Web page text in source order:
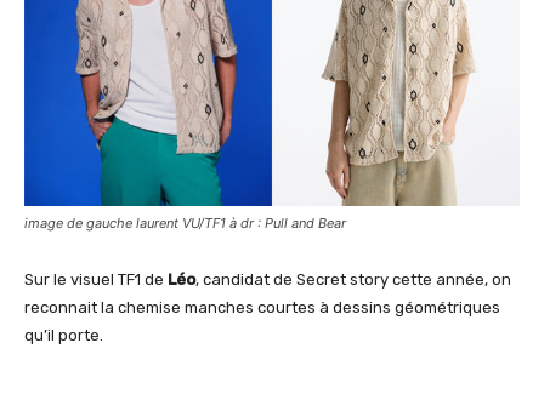
image de gauche laurent VU/TF1 à dr : Pull and Bear
Sur le visuel TF1 de Léo, candidat de Secret story cette année, on
reconnait la chemise manches courtes à dessins géométriques
qu’il porte.